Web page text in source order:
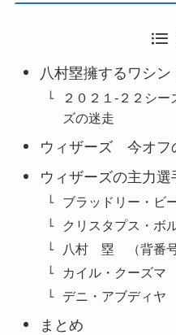
八村塁擁するワシ
２０２１-２２シ
ズの迷走
ウィザーズ 今オフ
ウィザーズの主力選
ブラッドリー・ビ
クリスタプス・ボ
八村 塁 （背番号
カイル・クーズマ
デニ・アブディヤ
まとめ